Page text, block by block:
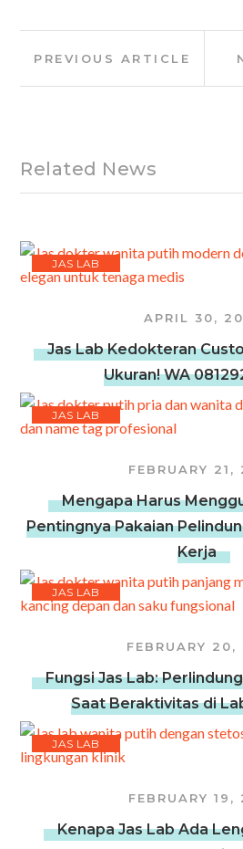
navigation
PREVIOUS ARTICLE
Related News
JAS LAB
APRIL 30,
Jas Lab Kedokteran
Ukuran! WA
JAS LAB
FEBRUARY 21,
Mengapa Harus
Pentingnya Pakaian
Kerja
JAS LAB
FEBRUARY 20,
Fungsi Jas Lab:
Saat Beraktivitas di
JAS LAB
FEBRUARY 19,
Kenapa Jas Lab Ada